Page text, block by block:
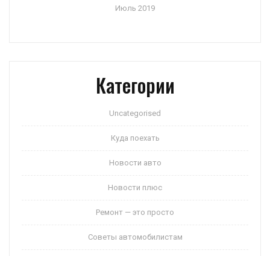
Июль 2019
Категории
Uncategorised
Куда поехать
Новости авто
Новости плюс
Ремонт — это просто
Советы автомобилистам